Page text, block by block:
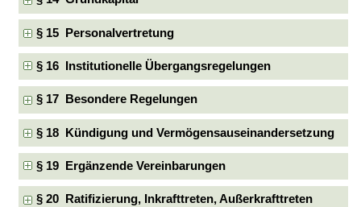
§ 15 Personalvertretung
§ 16 Institutionelle Übergangsregelungen
§ 17 Besondere Regelungen
§ 18 Kündigung und Vermögensauseinandersetzung
§ 19 Ergänzende Vereinbarungen
§ 20 Ratifizierung, Inkrafttreten, Außerkrafttreten